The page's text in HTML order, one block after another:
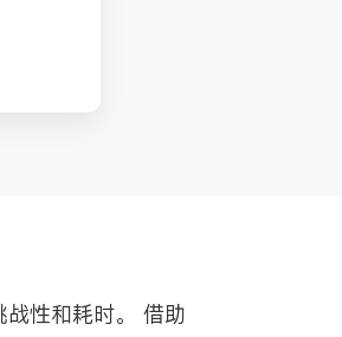
性和耗时。 借助